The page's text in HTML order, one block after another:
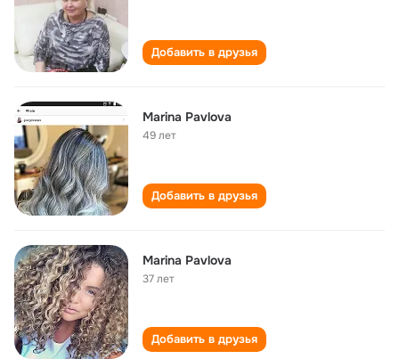
Добавить в друзья
Marina Pavlova
49 лет
Добавить в друзья
Marina Pavlova
37 лет
Добавить в друзья